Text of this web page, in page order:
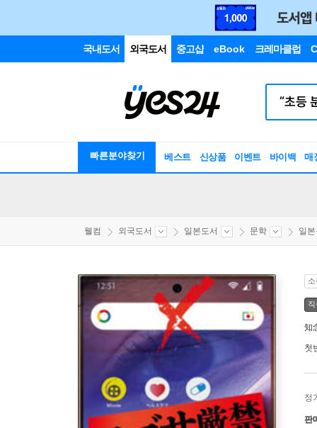
국내도서 외국도서 중고샵 eBook 크레마클럽
빠른분야찾기 베스트 신상품 이벤트 바이백 매
웰컴 외국도서 일본도서 문학 일
知
첫
정
판